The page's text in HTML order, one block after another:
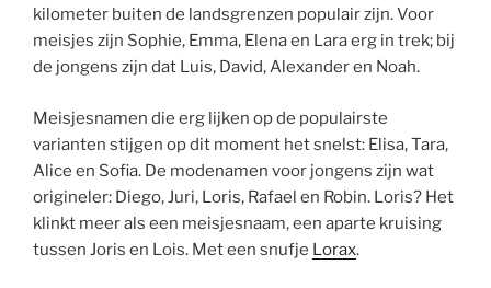
kilometer buiten de landsgrenzen populair zijn. Voor
meisjes zijn Sophie, Emma, Elena en Lara erg in trek; bij
de jongens zijn dat Luis, David, Alexander en Noah.
Meisjesnamen die erg lijken op de populairste
varianten stijgen op dit moment het snelst: Elisa, Tara,
Alice en Sofia. De modenamen voor jongens zijn wat
origineler: Diego, Juri, Loris, Rafael en Robin. Loris? Het
klinkt meer als een meisjesnaam, een aparte kruising
tussen Joris en Lois. Met een snufje Lorax.